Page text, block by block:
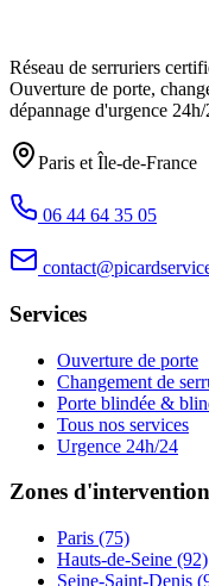
Réseau de serruriers
Ouverture de porte,
dépannage d'urgence
Paris et Île-de-France
06 44 64 35 05
Services
Ouverture de porte
Changement de
Porte blindée &
Tous nos services
Urgence 24h/24
Zones d'intervention
Paris (75)
Hauts-de-Seine (92)
Seine-Saint-Denis